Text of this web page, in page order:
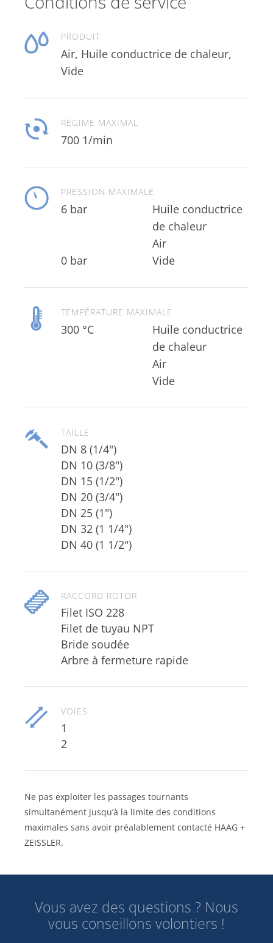
PRODUIT
Air, Huile conductrice de chaleur,
Vide
RÉGIME MAXIMAL
700 1/min
PRESSION MAXIMALE
6 bar
Huile conductrice
Air
0 bar
Vide
TEMPÉRATURE MAXIMALE
300 °C
Huile conductrice
Vide
TAILLE
DN 8 (1/4")
DN 10 (3/8")
DN 15 (1/2")
DN 20 (3/4")
DN 25 (1")
DN 32 (1 1/4")
DN 40 (1 1/2")
RACCORD ROTOR
Filet ISO 228
Filet de tuyau NPT
Bride soudée
Arbre à fermeture rapide
VOIES
1
2
Ne pas exploiter les passages tournants
simultanément jusqu’à la limite des conditions
maximales sans avoir préalablement contacté HAAG +
ZEISSLER.
Vous avez des questions ? Nous
vous conseillons volontiers !